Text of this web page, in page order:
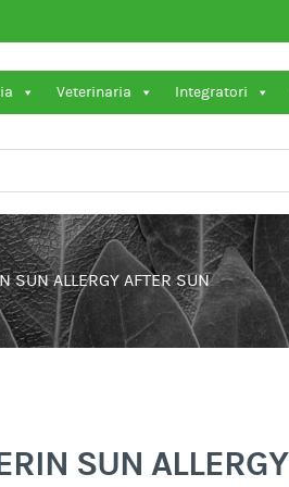
Veterinaria Integratori
SUN ALLERGY AFTER SUN
SUN